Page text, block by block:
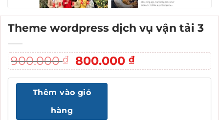
Theme wordpress dịch vụ vận tải 3
900.000₫
Giá
gốc
là:
900.000 ₫.
800.000₫Giá
hiện
Thêm vào giỏ
hàng